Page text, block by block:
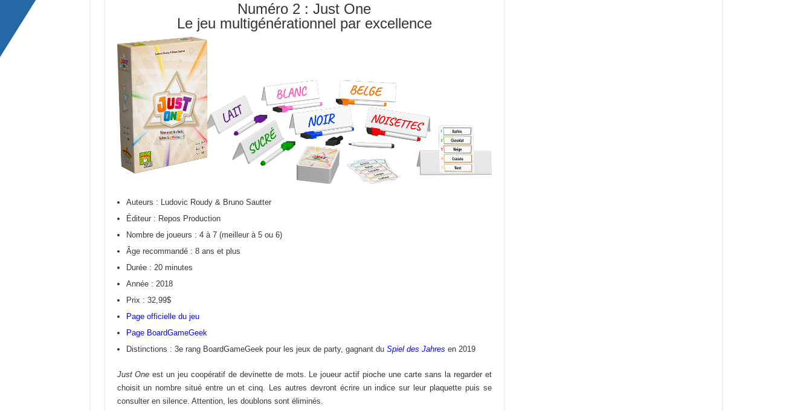
Numéro 2 : Just One
Le jeu multigénérationnel par excellence
Auteurs : Ludovic Roudy & Bruno Sautter
Éditeur : Repos Production
Nombre de joueurs : 4 à 7 (meilleur à 5 ou 6)
Âge recommandé : 8 ans et plus
Durée : 20 minutes
Année : 2018
Prix : 32,99$
Page officielle du jeu
Page BoardGameGeek
Distinctions : 3e rang BoardGameGeek pour les jeux de party, gagnant du Spiel des Jahres en 2019
Just One est un jeu coopératif de devinette de mots. Le joueur actif pioche une carte sans la regarder et
choisit un nombre situé entre un et cinq. Les autres devront écrire un indice sur leur plaquette puis se
consulter en silence. Attention, les doublons sont éliminés.